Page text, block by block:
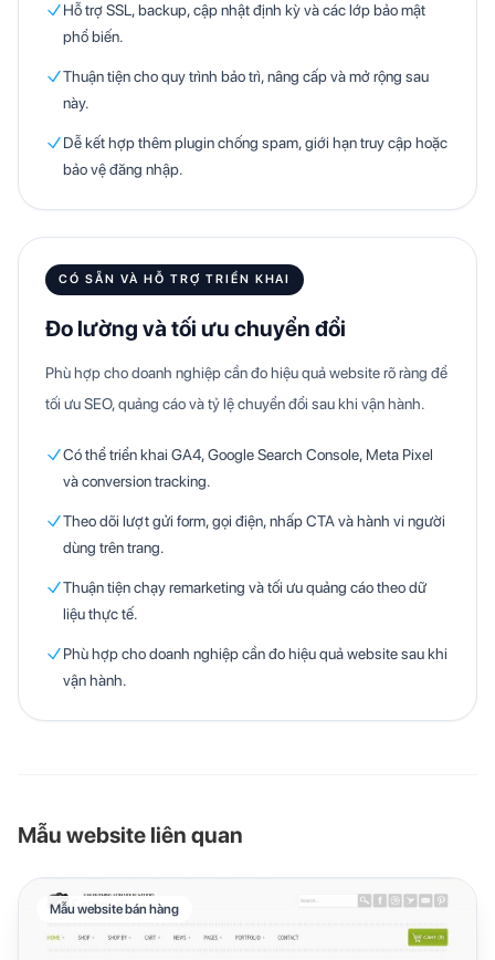
Hỗ trợ SSL, backup, cập nhật định kỳ và các lớp bảo mật
phổ biến.
Thuận tiện cho quy trình bảo trì, nâng cấp và mở rộng sau
này.
Dễ kết hợp thêm plugin chống spam, giới hạn truy cập hoặc
bảo vệ đăng nhập.
CÓ SẴN VÀ HỖ TRỢ TRIỂN KHAI
Đo lường và tối ưu chuyển đổi
Phù hợp cho doanh nghiệp cần đo hiệu quả website rõ ràng để
tối ưu SEO, quảng cáo và tỷ lệ chuyển đổi sau khi vận hành.
Có thể triển khai GA4, Google Search Console, Meta Pixel
và conversion tracking.
Theo dõi lượt gửi form, gọi điện, nhấp CTA và hành vi người
dùng trên trang.
Thuận tiện chạy remarketing và tối ưu quảng cáo theo dữ
liệu thực tế.
Phù hợp cho doanh nghiệp cần đo hiệu quả website sau khi
vận hành.
Mẫu website liên quan
Mẫu website bán hàng